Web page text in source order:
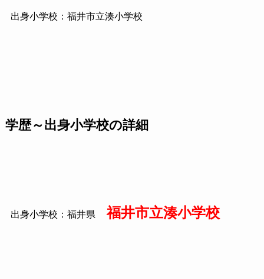
出身小学校：福井市立湊小学校
学歴～出身小学校の詳細
出身小学校：福井県 福井市立湊小学校